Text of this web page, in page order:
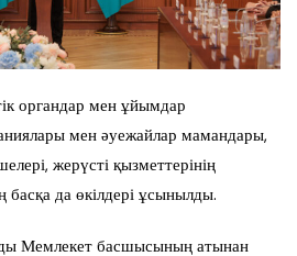
органдар мен ұйымдар
мен әуежайлар мамандары,
жерүсті қызметтерінің
да өкілдері ұсынылды.
Мемлекет басшысының атынан